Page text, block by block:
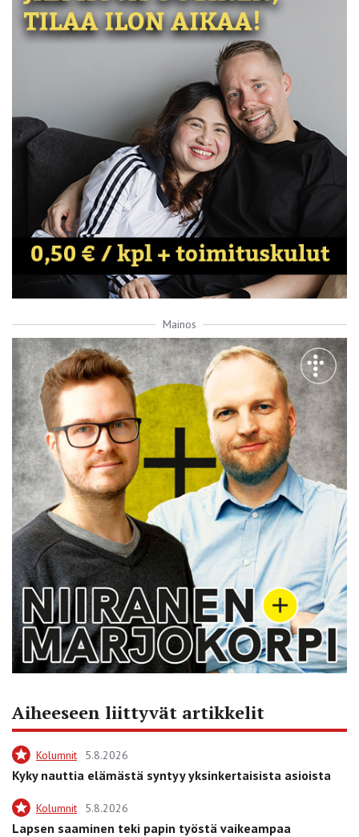
Mainos
Aiheeseen liittyvät artikkelit
Kolumnit 5.8.2026
Kyky nauttia elämästä syntyy yksinkertaisista asioista
Kolumnit 5.8.2026
Lapsen saaminen teki papin työstä vaikeampaa